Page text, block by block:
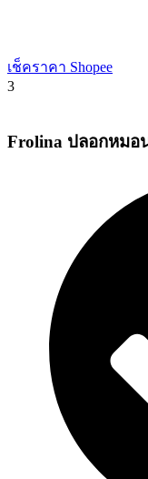
เช็คราคา Shopee
3
Frolina ปลอกหมอ